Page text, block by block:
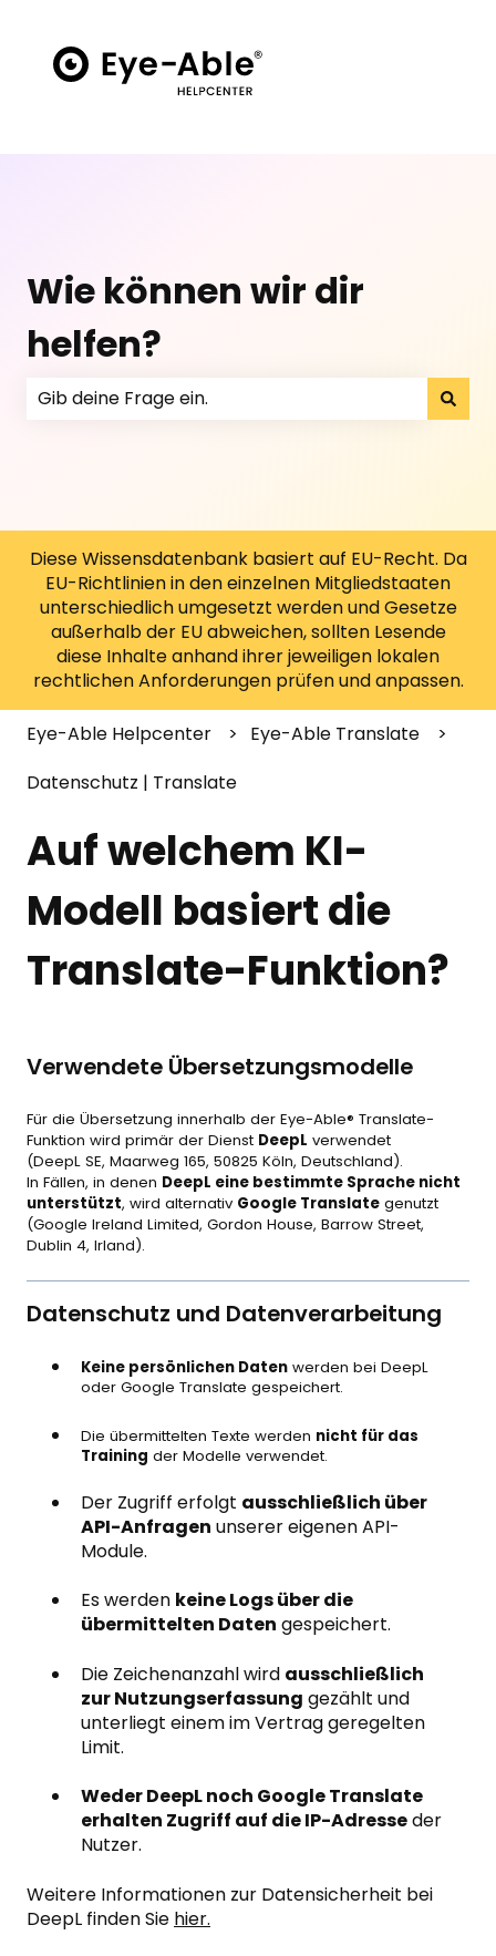
Wie können wir dir
helfen?
Diese Wissensdatenbank basiert auf EU-Recht. Da
EU-Richtlinien in den einzelnen Mitgliedstaaten
unterschiedlich umgesetzt werden und Gesetze
außerhalb der EU abweichen, sollten Lesende
diese Inhalte anhand ihrer jeweiligen lokalen
rechtlichen Anforderungen prüfen und anpassen.
Eye-Able Helpcenter
Eye-Able Translate
Datenschutz | Translate
Auf welchem KI-
Modell basiert die
Translate-Funktion?
Verwendete Übersetzungsmodelle
Für die Übersetzung innerhalb der Eye-Able® Translate-
Funktion wird primär der Dienst DeepL verwendet
(DeepL SE, Maarweg 165, 50825 Köln, Deutschland).
In Fällen, in denen DeepL eine bestimmte Sprache nicht
unterstützt, wird alternativ Google Translate genutzt
(Google Ireland Limited, Gordon House, Barrow Street,
Dublin 4, Irland).
Datenschutz und Datenverarbeitung
Keine persönlichen Daten werden bei DeepL
oder Google Translate gespeichert.
Die übermittelten Texte werden nicht für das
Training der Modelle verwendet.
Der Zugriff erfolgt ausschließlich über
API-Anfragen unserer eigenen API-
Module.
Es werden keine Logs über die
übermittelten Daten gespeichert.
Die Zeichenanzahl wird ausschließlich
zur Nutzungserfassung gezählt und
unterliegt einem im Vertrag geregelten
Limit.
Weder DeepL noch Google Translate
erhalten Zugriff auf die IP-Adresseder
Nutzer.
Weitere Informationen zur Datensicherheit bei
DeepL finden Sie hier.